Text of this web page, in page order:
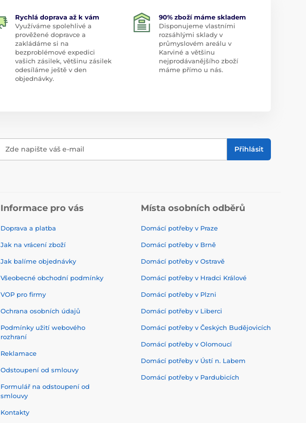
Rychlá doprava až k vám
Využíváme spolehlivé a
prověžené dopravce a
zakládáme si na
bezproblémové expedici
vašich zásilek, většinu zásilek
odesíláme ještě v den
objednávky.
90% zboží máme skladem
Disponujeme vlastními
rozsáhlými sklady v
průmyslovém areálu v
Karviné a většinu
nejprodávanějšího zboží
máme přímo u nás.
Zde napište váš e-mail Přihlásit
Informace pro vás
Doprava a platba
Jak na vrácení zboží
Jak balíme objednávky
Všeobecné obchodní podmínky
VOP pro firmy
Ochrana osobních údajů
Podmínky užití webového
rozhraní
Reklamace
Odstoupení od smlouvy
Formulář na odstoupení od
smlouvy
Kontakty
Místa osobních odběrů
Domácí potřeby v Praze
Domácí potřeby v Brně
Domácí potřeby v Ostravě
Domácí potřeby v Hradci Králové
Domácí potřeby v Plzni
Domácí potřeby v Liberci
Domácí potřeby v Českých Budějovicích
Domácí potřeby v Olomoucí
Domácí potřeby v Ústí n. Labem
Domácí potřeby v Pardubicích